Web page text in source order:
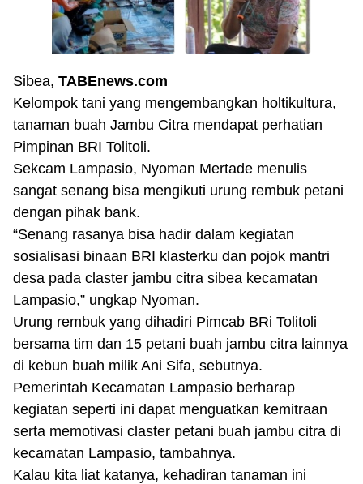
Sibea, TABEnews.com
Kelompok tani yang mengembangkan holtikultura,
tanaman buah Jambu Citra mendapat perhatian
Pimpinan BRI Tolitoli.
Sekcam Lampasio, Nyoman Mertade menulis
sangat senang bisa mengikuti urung rembuk petani
dengan pihak bank.
“Senang rasanya bisa hadir dalam kegiatan
sosialisasi binaan BRI klasterku dan pojok mantri
desa pada claster jambu citra sibea kecamatan
Lampasio,” ungkap Nyoman.
Urung rembuk yang dihadiri Pimcab BRi Tolitoli
bersama tim dan 15 petani buah jambu citra lainnya
di kebun buah milik Ani Sifa, sebutnya.
Pemerintah Kecamatan Lampasio berharap
kegiatan seperti ini dapat menguatkan kemitraan
serta memotivasi claster petani buah jambu citra di
kecamatan Lampasio, tambahnya.
Kalau kita liat katanya, kehadiran tanaman ini